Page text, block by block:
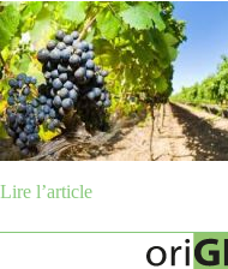
Lire l’article